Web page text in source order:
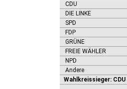
CDU
DIE LINKE
SPD
FDP
GRÜNE
FREIE WÄHLER
NPD
Andere
Wahlkreissieger: CDU